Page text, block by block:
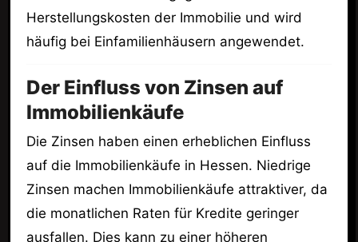
Herstellungskosten der Immobilie und wird
häufig bei Einfamilienhäusern angewendet.
Der Einfluss von Zinsen auf
Immobilienkäufe
Die Zinsen haben einen erheblichen Einfluss
auf die Immobilienkäufe in Hessen. Niedrige
Zinsen machen Immobilienkäufe attraktiver, da
die monatlichen Raten für Kredite geringer
ausfallen. Dies kann zu einer höheren